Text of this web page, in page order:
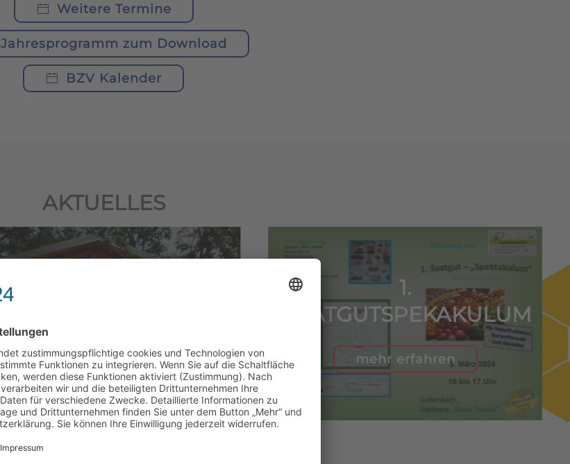
Weitere Termine
Jahresprogramm zum Download
BZV Kalender
AKTUELLES
1.
SAATGUTSPEKAKULUM
mehr erfahren